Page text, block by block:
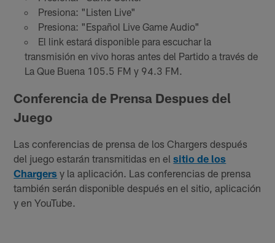
Presiona: "Listen Live"
Presiona: "Español Live Game Audio"
El link estará disponible para escuchar la
transmisión en vivo horas antes del Partido a través de
La Que Buena 105.5 FM y 94.3 FM.
Conferencia de Prensa Despues del
Juego
Las conferencias de prensa de los Chargers después
del juego estarán transmitidas en elsitio de los
Chargers y la aplicación. Las conferencias de prensa
también serán disponible después en el sitio, aplicación
y en YouTube.